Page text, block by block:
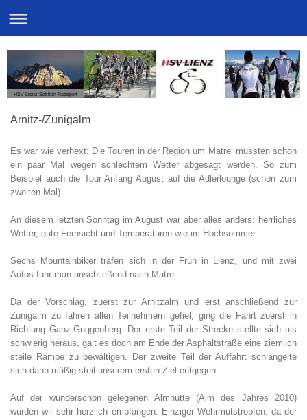
HSV Lienz Sektion Radsport
Arnitz-/Zunigalm
Es war wie verhext: Die Touren in der Region um Matrei mussten schon
ein paar Mal we­gen schlechtem Wetter abgesagt werden. So zum
Beispiel auch die Tour Anfang August auf die Adlerlounge (schon zum
zweiten Mal).
An diesem letzten Sonntag im August war aber alles anders: herrliches
Wetter, gute Fernsicht und Temperaturen wie im Hochsommer.
Sechs Mountainbiker trafen sich in der Früh in Lienz, und mit zwei
Autos fuhr man an­schließend nach Matrei.
Da der Vorschlag, zuerst zur Arnitzalm und erst anschließend zur
Zunigalm zu fahren allen Teilnehmern gefiel, ging die Fahrt zuerst in
Richtung Ganz-Guggenberg. Der erste Teil der Strecke stellte sich als
schwierig heraus, galt es doch am Ende der Asphaltstraße eine ziemlich
steile Rampe zu bewältigen. Der zweite Teil der Auffahrt schlängelte
sich dann mäßig steil unserem ersten Ziel entgegen.
Auf der wunderschön gelegenen Almhütte (Alm des Jahres 2010)
wurden wir sehr herz­lich empfangen. Einziger Wehrmutstropfen: da der